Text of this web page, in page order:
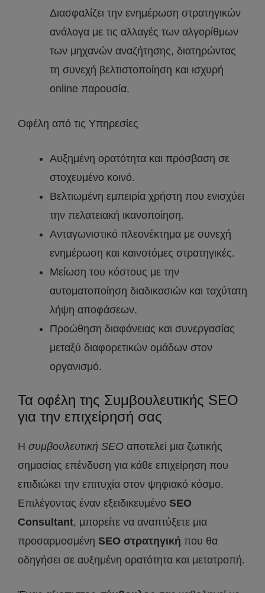
Διασφαλίζει την ενημέρωση στρατηγικών
ανάλογα με τις αλλαγές των αλγορίθμων
των μηχανών αναζήτησης, διατηρώντας
τη συνεχή βελτιστοποίηση και ισχυρή
online παρουσία.
Οφέλη από τις Υπηρεσίες
Αυξημένη ορατότητα και πρόσβαση σε
στοχευμένο κοινό.
Βελτιωμένη εμπειρία χρήστη που ενισχύει
την πελατειακή ικανοποίηση.
Ανταγωνιστικό πλεονέκτημα με συνεχή
ενημέρωση και καινοτόμες στρατηγικές.
Μείωση του κόστους με την
αυτοματοποίηση διαδικασιών και ταχύτατη
λήψη αποφάσεων.
Προώθηση διαφάνειας και συνεργασίας
μεταξύ διαφορετικών ομάδων στον
οργανισμό.
Τα οφέλη της Συμβουλευτικής SEO
για την επιχείρησή σας
Η συμβουλευτική SEO αποτελεί μια ζωτικής
σημασίας επένδυση για κάθε επιχείρηση που
επιδιώκει την επιτυχία στον ψηφιακό κόσμο.
Επιλέγοντας έναν εξειδικευμένο SEO
Consultant, μπορείτε να αναπτύξετε μια
προσαρμοσμένη SEO στρατηγική που θα
οδηγήσει σε αυξημένη ορατότητα και μετατροπή.